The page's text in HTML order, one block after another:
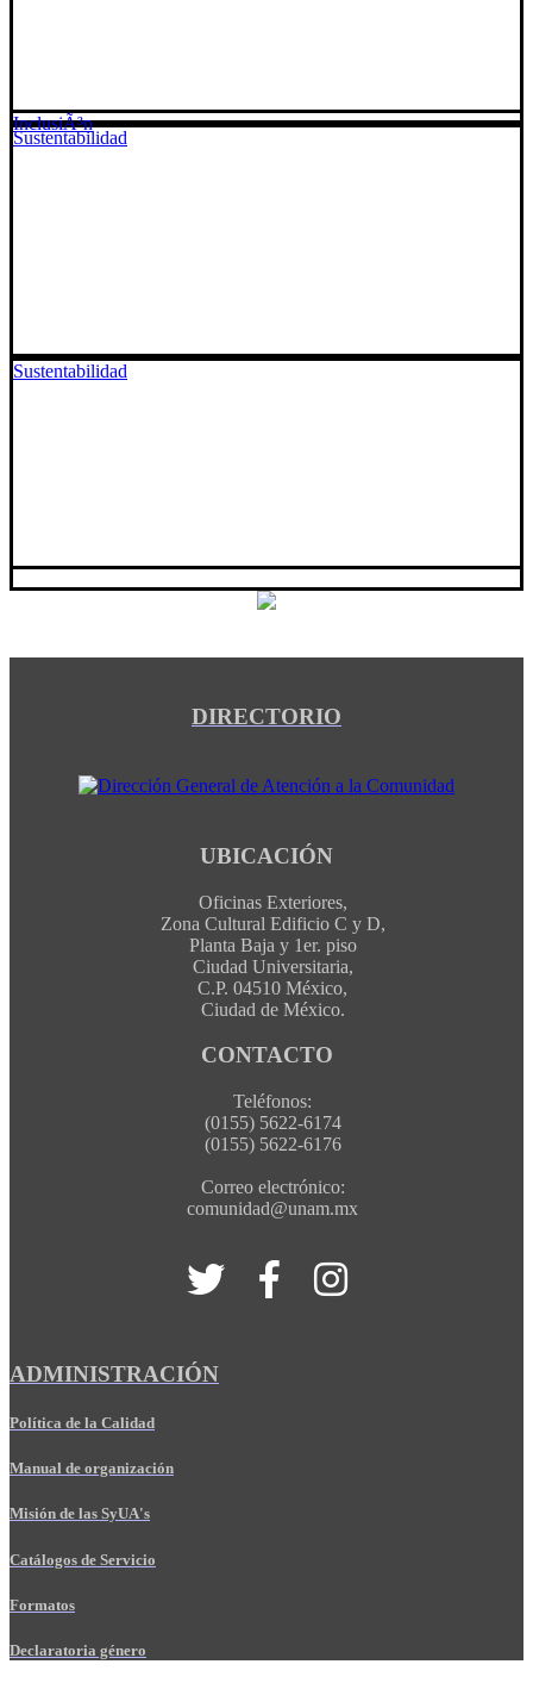
Sustentabilidad
Sustentabilidad
InclusiÃ³n
DIRECTORIO
UBICACIÓN
Oficinas Exteriores,
Zona Cultural Edificio C y D,
Planta Baja y 1er. piso
Ciudad Universitaria,
C.P. 04510 México,
Ciudad de México.
CONTACTO
Teléfonos:
(0155) 5622-6174
(0155) 5622-6176
Correo electrónico:
comunidad@unam.mx
ADMINISTRACIÓN
Política de la Calidad
Manual de organización
Misión de las SyUA's
Catálogos de Servicio
Formatos
Declaratoria género